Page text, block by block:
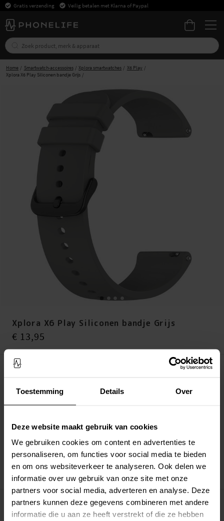
Toestemming Details Over
Deze website maakt gebruik van cookies
We gebruiken cookies om content en advertenties te
personaliseren, om functies voor social media te bieden
en om ons websiteverkeer te analyseren. Ook delen we
informatie over uw gebruik van onze site met onze
partners voor social media, adverteren en analyse. Deze
partners kunnen deze gegevens combineren met andere
informatie die u aan ze heeft verstrekt of die ze hebben
Gratis verzending Veilig betalen met Klarna of Paypal
Home Smartwatch-accessoires Xplora smartwatches
X6 Play
Xplora X6 Play Siliconen bandje Grijs
Xplora X6 Play Siliconen bandje Grijs
Prijs :€ 13,95
€ 13,95
LEG IN WINKELMANDJE
Snelle levering met DHL, Budbee of Postnord
30 dagen retourrecht
Art number:48805
PRODUCTBESCHRIJVING -
Siliconen bandje voor Xplora X6 Play. Omdat de band volledig van siliconen is